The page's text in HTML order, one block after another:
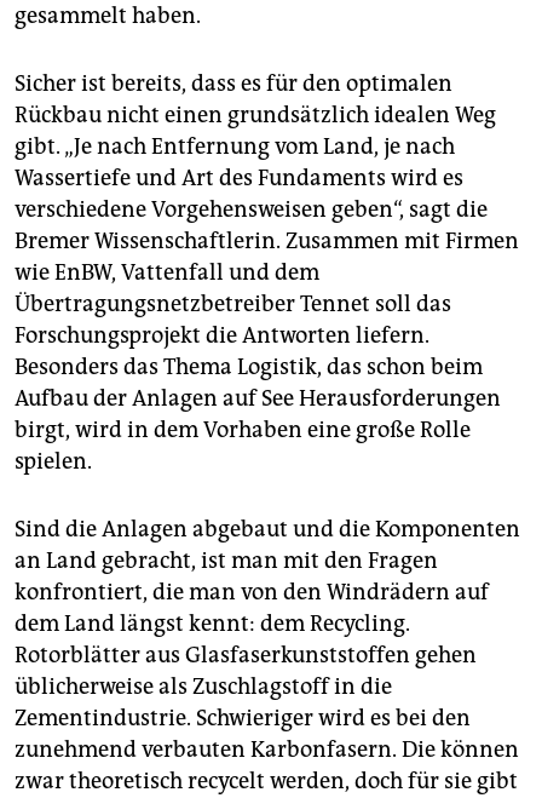
gesammelt haben.
Sicher ist bereits, dass es für den optimalen
Rückbau nicht einen grundsätzlich idealen Weg
gibt. „Je nach Entfernung vom Land, je nach
Wassertiefe und Art des Fundaments wird es
verschiedene Vorgehensweisen geben“, sagt die
Bremer Wissenschaftlerin. Zusammen mit Firmen
wie EnBW, Vattenfall und dem
Übertragungsnetzbetreiber Tennet soll das
Forschungsprojekt die Antworten liefern.
Besonders das Thema Logistik, das schon beim
Aufbau der Anlagen auf See Herausforderungen
birgt, wird in dem Vorhaben eine große Rolle
spielen.
Sind die Anlagen abgebaut und die Komponenten
an Land gebracht, ist man mit den Fragen
konfrontiert, die man von den Windrädern auf
dem Land längst kennt: dem Recycling.
Rotorblätter aus Glasfaserkunststoffen gehen
üblicherweise als Zuschlagstoff in die
Zementindustrie. Schwieriger wird es bei den
zunehmend verbauten Karbonfasern. Die können
zwar theoretisch recycelt werden, doch für sie gibt